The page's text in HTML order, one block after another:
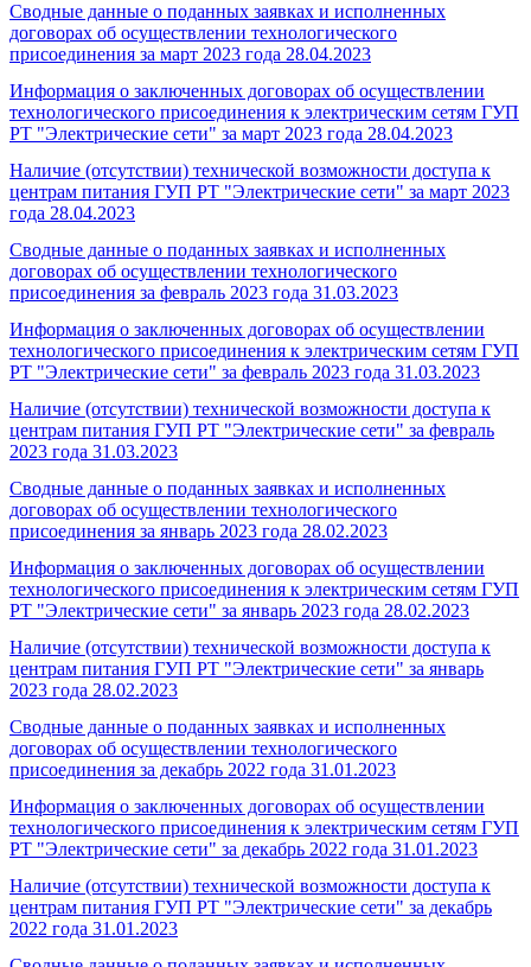
Сводные данные о поданных заявках и исполненных
договорах об осуществлении технологического
присоединения за март 2023 года 28.04.2023
Информация о заключенных договорах об осуществлении
технологического присоединения к электрическим сетям ГУП
РТ "Электрические сети" за март 2023 года 28.04.2023
Наличие (отсутствии) технической возможности доступа к
центрам питания ГУП РТ "Электрические сети" за март 2023
года 28.04.2023
Сводные данные о поданных заявках и исполненных
договорах об осуществлении технологического
присоединения за февраль 2023 года 31.03.2023
Информация о заключенных договорах об осуществлении
технологического присоединения к электрическим сетям ГУП
РТ "Электрические сети" за февраль 2023 года 31.03.2023
Наличие (отсутствии) технической возможности доступа к
центрам питания ГУП РТ "Электрические сети" за февраль
2023 года 31.03.2023
Сводные данные о поданных заявках и исполненных
договорах об осуществлении технологического
присоединения за январь 2023 года 28.02.2023
Информация о заключенных договорах об осуществлении
технологического присоединения к электрическим сетям ГУП
РТ "Электрические сети" за январь 2023 года 28.02.2023
Наличие (отсутствии) технической возможности доступа к
центрам питания ГУП РТ "Электрические сети" за январь
2023 года 28.02.2023
Сводные данные о поданных заявках и исполненных
договорах об осуществлении технологического
присоединения за декабрь 2022 года 31.01.2023
Информация о заключенных договорах об осуществлении
технологического присоединения к электрическим сетям ГУП
РТ "Электрические сети" за декабрь 2022 года 31.01.2023
Наличие (отсутствии) технической возможности доступа к
центрам питания ГУП РТ "Электрические сети" за декабрь
2022 года 31.01.2023